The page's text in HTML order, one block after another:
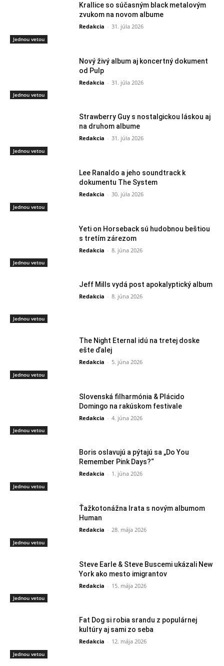
Jednou vetou
Krallice so súčasným black metalovým
zvukom na novom albume
Redakcia - 31. júla 2026
Jednou vetou
Nový živý album aj koncertný dokument
od Pulp
Redakcia - 31. júla 2026
Jednou vetou
Strawberry Guy s nostalgickou láskou aj
na druhom albume
Redakcia - 31. júla 2026
Jednou vetou
Lee Ranaldo a jeho soundtrack k
dokumentu The System
Redakcia - 30. júla 2026
Jednou vetou
Yeti on Horseback sú hudobnou beštiou
s tretím zárezom
Redakcia - 8. júna 2026
Jednou vetou
Jeff Mills vydá post apokalyptický album
Redakcia - 8. júna 2026
Jednou vetou
The Night Eternal idú na tretej doske
ešte ďalej
Redakcia - 5. júna 2026
Jednou vetou
Slovenská filharmónia & Plácido
Domingo na rakúskom festivale
Redakcia - 4. júna 2026
Jednou vetou
Boris oslavujú a pýtajú sa „Do You
Remember Pink Days?“
Redakcia - 1. júna 2026
Jednou vetou
Ťažkotonážna Irata s novým albumom
Human
Redakcia - 28. mája 2026
Jednou vetou
Steve Earle & Steve Buscemi ukázali New
York ako mesto imigrantov
Redakcia - 15. mája 2026
Jednou vetou
Fat Dog si robia srandu z populárnej
kultúry aj sami zo seba
Redakcia - 12. mája 2026